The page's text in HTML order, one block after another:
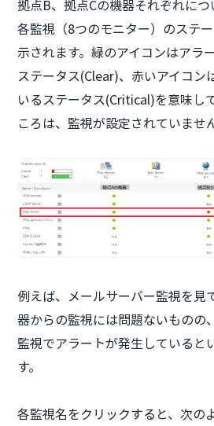
拠点B、拠点Cの機器それぞれに
各監視（8つのモニター）のステ
示されます。緑のアイコンはアラ
ステータス(Clear)、赤いアイコン
いるステータス(Critical)を意味し
ころは、監視が設定されていませ
例えば、メールサーバー監視を見
器からの監視には問題ないものの
監視でアラートが発生していると
す。
各監視名をクリックすると、次の